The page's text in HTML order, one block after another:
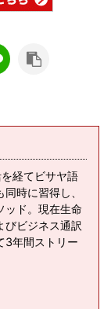
経てビサヤ語
時に習得し、
ッド。現在生命
びビジネス通訳
3年間ストリー